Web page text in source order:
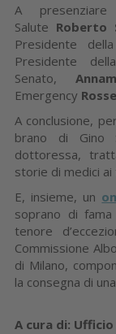
A
Salute Roberto
Presidente
Presidente
Senato,
Emergency
A conclusione,
brano di Gino
dottoressa,
storie di medici ai
E, insieme, un
soprano di fama
tenore
Commissione
di Milano,
la consegna di
A cura di: Ufficio